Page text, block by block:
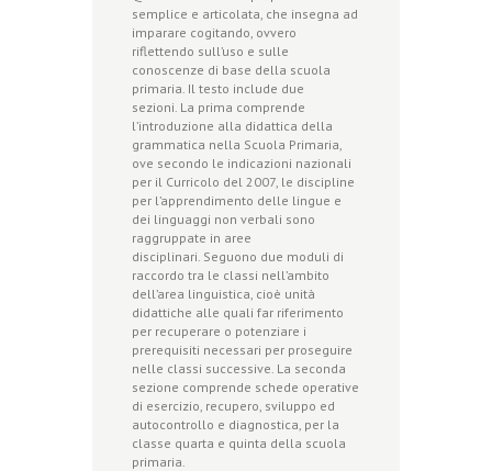
semplice e articolata, che insegna ad
imparare cogitando, ovvero
riflettendo sull’uso e sulle
conoscenze di base della scuola
primaria. Il testo include due
sezioni. La prima comprende
l’introduzione alla didattica della
grammatica nella Scuola Primaria,
ove secondo le indicazioni nazionali
per il Curricolo del 2007, le discipline
per l’apprendimento delle lingue e
dei linguaggi non verbali sono
raggruppate in aree
disciplinari. Seguono due moduli di
raccordo tra le classi nell’ambito
dell’area linguistica, cioè unità
didattiche alle quali far riferimento
per recuperare o potenziare i
prerequisiti necessari per proseguire
nelle classi successive. La seconda
sezione comprende schede operative
di esercizio, recupero, sviluppo ed
autocontrollo e diagnostica, per la
classe quarta e quinta della scuola
primaria.